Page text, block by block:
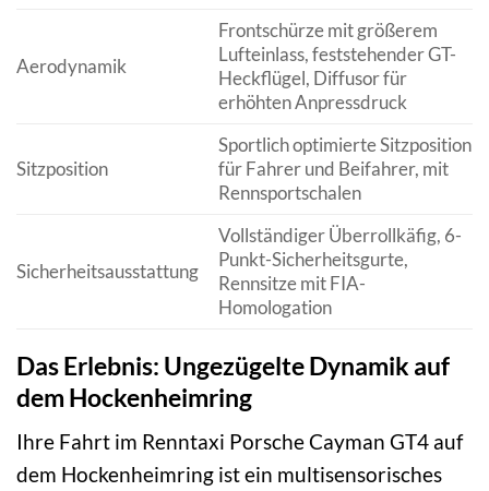
Aerodynamik
Frontschürze mit größerem
Lufteinlass, feststehender GT-
Heckflügel, Diffusor für
erhöhten Anpressdruck
Sitzposition
Sportlich optimierte Sitzposition
für Fahrer und Beifahrer, mit
Rennsportschalen
Sicherheitsausstattung
Vollständiger Überrollkäfig, 6-
Punkt-Sicherheitsgurte,
Rennsitze mit FIA-
Homologation
Das Erlebnis: Ungezügelte Dynamik auf
dem Hockenheimring
Ihre Fahrt im Renntaxi Porsche Cayman GT4 auf
dem Hockenheimring ist ein multisensorisches